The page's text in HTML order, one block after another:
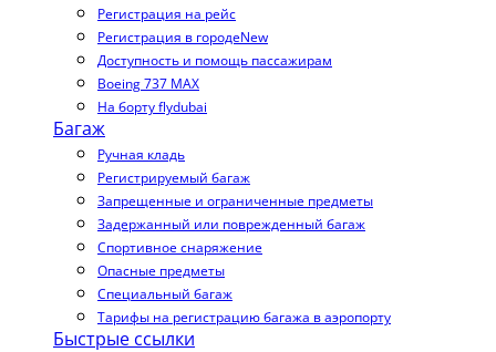
Регистрация на рейс
Регистрация в городеNew
Доступность и помощь пассажирам
Boeing 737 MAX
На борту flydubai
Багаж
Ручная кладь
Регистрируемый багаж
Запрещенные и ограниченные предметы
Задержанный или поврежденный багаж
Спортивное снаряжение
Опасные предметы
Специальный багаж
Тарифы на регистрацию багажа в аэропорту
Быстрые ссылки